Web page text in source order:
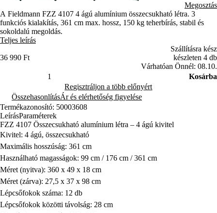
Megosztás
A Fieldmann FZZ 4107 4 ágú alumínium összecsukható létra. 3
funkciós kialakítás, 361 cm max. hossz, 150 kg teherbírás, stabil és
sokoldalú megoldás.
Teljes leírás
36 990 Ft
Szállításra kész
készleten 4 db
Várhatóan Önnél: 08.10.
Kosárba
Regisztráljon a több előnyért
ÖsszehasonlításÁr és elérhetőség figyelése
Termékazonosító: 50003608
LeírásParaméterek
FZZ 4107 Összecsukható alumínium létra – 4 ágú kivitel
Kivitel: 4 ágú, összecsukható
Maximális hosszúság: 361 cm
Használható magasságok: 99 cm / 176 cm / 361 cm
Méret (nyitva): 360 x 49 x 18 cm
Méret (zárva): 27,5 x 37 x 98 cm
Lépcsőfokok száma: 12 db
Lépcsőfokok közötti távolság: 28 cm